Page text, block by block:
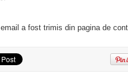
a fost trimis din pagina de